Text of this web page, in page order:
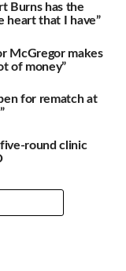
Burns has the
heart that I have”
McGregor makes
of money”
for rematch at
five-round clinic